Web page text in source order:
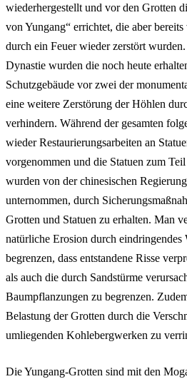
wiederhergestellt und vor den Grotten
von Yungang“ errichtet, die aber
durch ein Feuer wieder zerstört
Dynastie wurden die noch heute
Schutzgebäude vor zwei der
eine weitere Zerstörung der Höhlen
verhindern. Während der gesamten
wieder Restaurierungsarbeiten an
vorgenommen und die Statuen zum
wurden von der chinesischen
unternommen, durch
Grotten und Statuen zu erhalten. Man
natürliche Erosion durch eindringendes
begrenzen, dass entstandene Risse
als auch die durch Sandstürme
Baumpflanzungen zu begrenzen.
Belastung der Grotten durch die
umliegenden Kohlebergwerken zu
Die Yungang-Grotten sind mit den